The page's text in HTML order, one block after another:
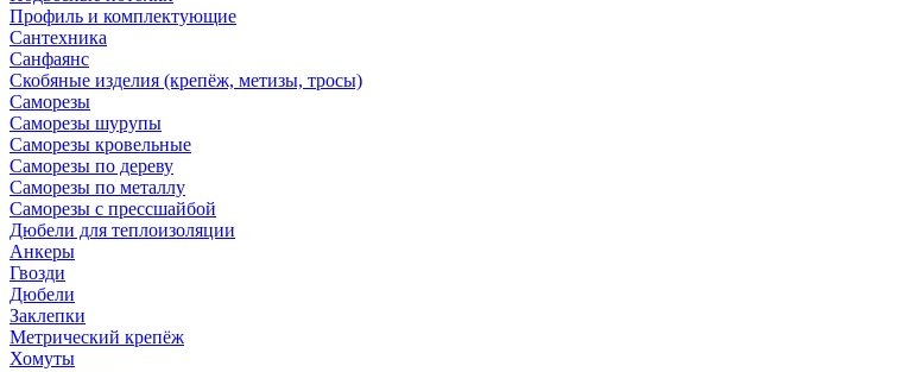
Профиль и комплектующие
Сантехника
Санфаянс
Скобяные изделия (крепёж, метизы, тросы)
Саморезы
Саморезы шурупы
Саморезы кровельные
Саморезы по дереву
Саморезы по металлу
Саморезы с прессшайбой
Дюбели для теплоизоляции
Анкеры
Гвозди
Дюбели
Заклепки
Метрический крепёж
Хомуты